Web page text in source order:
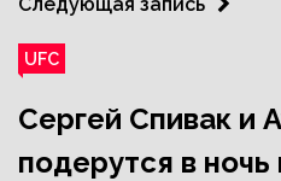
UFC
Сергей Спивак и
подерутся в ночь